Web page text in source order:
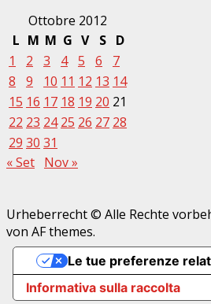
Ottobre 2012
L M M G V S
D
1
2 3 4 5 6
7
8
9 10 11 12 13 14
15 16 17 18 19 20 21
22 23 24 25 26 27 28
29 30 31
« Set Nov »
Urheberrecht © Alle Rechte
von AF themes.
Informativa sulla raccolta
Le tue preferenze